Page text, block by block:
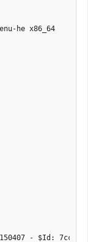
he x86_64
- $Id: